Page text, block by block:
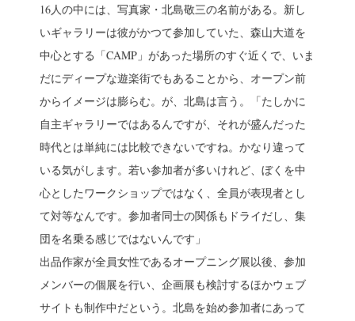
16人の中には、写真家・北島敬三の名前がある。新し
いギャラリーは彼がかつて参加していた、森山大道を
中心とする「CAMP」があった場所のすぐ近くで、いま
だにディープな遊楽街でもあることから、オープン前
からイメージは膨らむ。が、北島は言う。「たしかに
自主ギャラリーではあるんですが、それが盛んだった
時代とは単純には比較できないですね。かなり違って
いる気がします。若い参加者が多いけれど、ぼくを中
心としたワークショップではなく、全員が表現者とし
て対等なんです。参加者同士の関係もドライだし、集
団を名乗る感じではないんです」
出品作家が全員女性であるオープニング展以後、参加
メンバーの個展を行い、企画展も検討するほかウェブ
サイトも制作中だという。北島を始め参加者にあって